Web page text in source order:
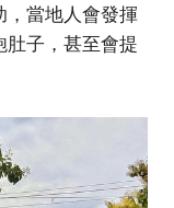
，當地人會發揮
肚子，甚至會提